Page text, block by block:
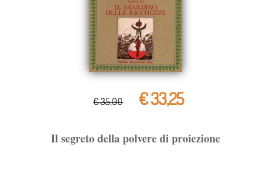
€ 35,00 € 33,25
Il segreto della polvere di proiezione